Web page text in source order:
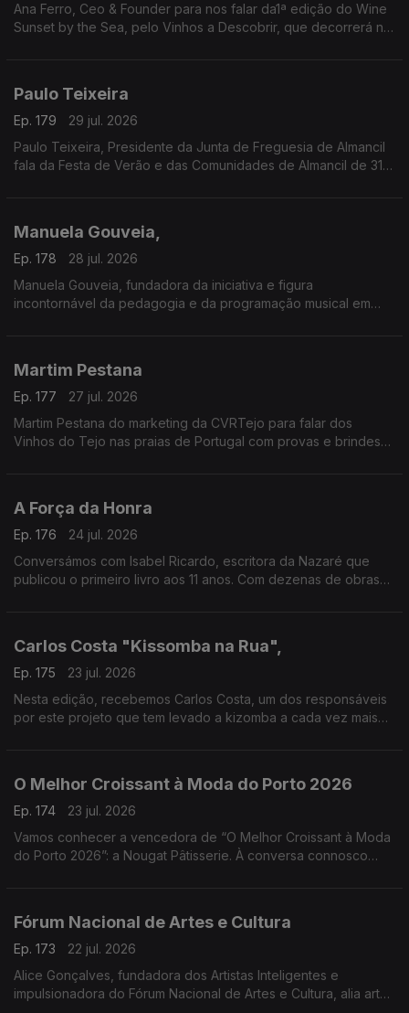
Ana Ferro, Ceo & Founder para nos falar da1ª edição do Wine
Sunset by the Sea, pelo Vinhos a Descobrir, que decorrerá no
Paulo Teixeira
Ep. 179
29 jul. 2026
Paulo Teixeira, Presidente da Junta de Freguesia de Almancil
fala da Festa de Verão e das Comunidades de Almancil de 31
A entrada é gratuita e as portas abrem todos os dias às 18h00.
Manuela Gouveia,
Ep. 178
28 jul. 2026
Manuela Gouveia, fundadora da iniciativa e figura
incontornável da pedagogia e da programação musical em
referência nacional e internacional na formação e
apresentação pianística.
Martim Pestana
Ep. 177
27 jul. 2026
Martim Pestana do marketing da CVRTejo para falar dos
Vinhos do Tejo nas praias de Portugal com provas e brindes
A Força da Honra
Ep. 176
24 jul. 2026
Conversámos com Isabel Ricardo, escritora da Nazaré que
publicou o primeiro livro aos 11 anos. Com dezenas de obras
Carlos Costa "Kissomba na Rua",
Ep. 175
23 jul. 2026
Nesta edição, recebemos Carlos Costa, um dos responsáveis
por este projeto que tem levado a kizomba a cada vez mais
O Melhor Croissant à Moda do Porto 2026
Ep. 174
23 jul. 2026
Vamos conhecer a vencedora de “O Melhor Croissant à Moda
do Porto 2026”: a Nougat Pâtisserie. À conversa connosco
Fórum Nacional de Artes e Cultura
Ep. 173
22 jul. 2026
Alice Gonçalves, fundadora dos Artistas Inteligentes e
impulsionadora do Fórum Nacional de Artes e Cultura, alia arte,